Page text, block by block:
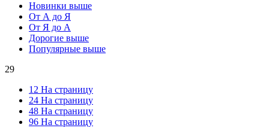
Новинки выше
От А до Я
От Я до А
Дорогие выше
Популярные выше
29
12 На страницу
24 На страницу
48 На страницу
96 На страницу